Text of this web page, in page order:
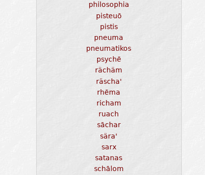
philosophia
pisteuō
pistis
pneuma
pneumatikos
psychē
rächäm
räscha'
rhēma
richam
ruach
sāchar
sära'
sarx
satanas
schālom